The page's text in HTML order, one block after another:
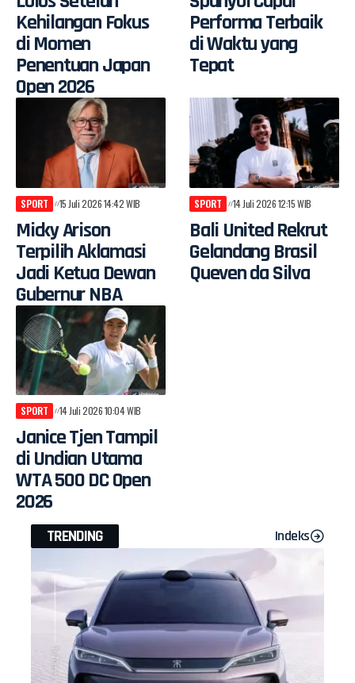
Kehilangan Fokus
di Momen
Penentuan Japan
Open 2026
Performa Terbaik
di Waktu yang
Tepat
SPORT 15 Juli 2026 14:42 WIB
Micky Arison
Terpilih Aklamasi
Jadi Ketua Dewan
Gubernur NBA
SPORT 14 Juli 2026 12:15 WIB
Bali United Rekrut
Gelandang Brasil
Queven da Silva
SPORT 14 Juli 2026 10:04 WIB
Janice Tjen Tampil
di Undian Utama
WTA 500 DC Open
2026
TRENDING Indeks